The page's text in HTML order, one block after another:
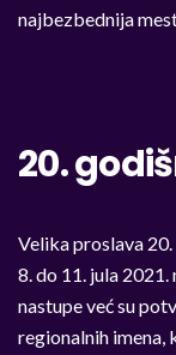
najbezbednija
20.
Velika proslava
8. do 11. jula
nastupe već su
regionalnih imena,